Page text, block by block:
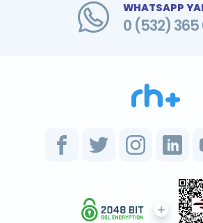
WHATSAPP
0 (532) 365